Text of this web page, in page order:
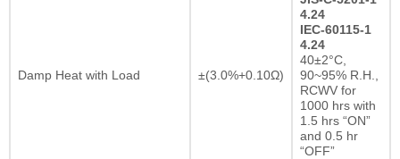
Damp Heat with Load ±(3.0%+0.10Ω)
4.24
IEC-60115-1
4.24
40±2°C,
90~95% R.H.,
RCWV for
1000 hrs with
1.5 hrs “ON”
and 0.5 hr
“OFF”